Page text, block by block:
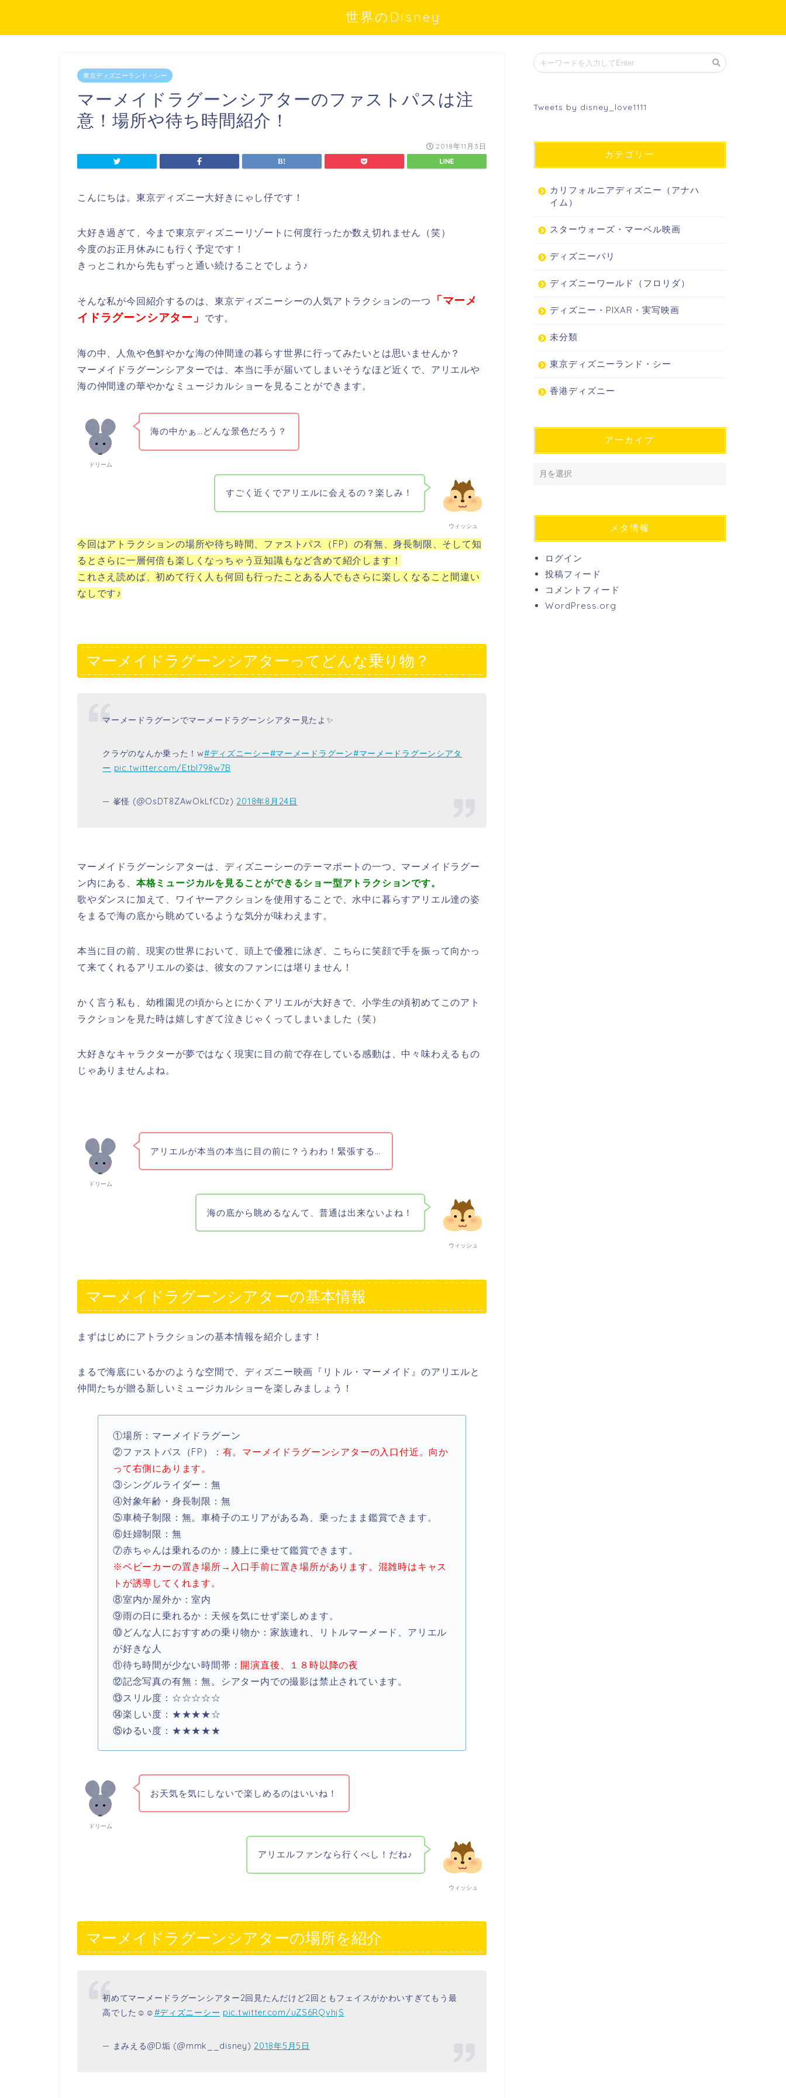
世界のDisney
東京ディズニーランド・シー
マーメイドラグーンシアターのファストパスは注
意！場所や待ち時間紹介！
2018年11月3日
こんにちは。東京ディズニー大好きにゃし仔です！
大好き過ぎて、今まで東京ディズニーリゾートに何度行ったか数え切れません（笑）
今度のお正月休みにも行く予定です！
きっとこれから先もずっと通い続けることでしょう♪
そんな私が今回紹介するのは、東京ディズニーシーの人気アトラクションの一つ
「マーメ
イドラグーンシアター」 です。
海の中、人魚や色鮮やかな海の仲間達の暮らす世界に行ってみたいとは思いませんか？
マーメイドラグーンシアターでは、本当に手が届いてしまいそうなほど近くで、アリエルや
海の仲間達の華やかなミュージカルショーを見ることができます。
ドリーム
海の中かぁ…どんな景色だろう？
ウィッシュ
すごく近くでアリエルに会えるの？楽しみ！
今回はアトラクションの場所や待ち時間、ファストパス（FP）の有無、身長制限、そして知
るとさらに一層何倍も楽しくなっちゃう豆知識もなど含めて紹介します！
これさえ読めば、初めて行く人も何回も行ったことある人でもさらに楽しくなること間違い
なしです♪
マーメイドラグーンシアターってどんな乗り物？
マーメードラグーンでマーメードラグーンシアター見たよ✨
クラゲのなんか乗った！w#ディズニーシー#マーメードラグーン#マーメードラグーンシアタ
ー pic.twitter.com/Etbl798w7B
— 峯怪 (@OsDT8ZAwOkLfCDz) 2018年8月24日
マーメイドラグーンシアターは、ディズニーシーのテーマポートの一つ、マーメイドラグー
ン内にある、 本格ミュージカルを見ることができるショー型アトラクションです。
歌やダンスに加えて、ワイヤーアクションを使用することで、水中に暮らすアリエル達の姿
をまるで海の底から眺めているような気分が味わえます。
本当に目の前、現実の世界において、頭上で優雅に泳ぎ、こちらに笑顔で手を振って向かっ
て来てくれるアリエルの姿は、彼女のファンには堪りません！
かく言う私も、幼稚園児の頃からとにかくアリエルが大好きで、小学生の頃初めてこのアト
ラクションを見た時は嬉しすぎて泣きじゃくってしまいました（笑）
大好きなキャラクターが夢ではなく現実に目の前で存在している感動は、中々味わえるもの
じゃありませんよね。
ドリーム
アリエルが本当の本当に目の前に？うわわ！緊張する…
ウィッシュ
海の底から眺めるなんて、普通は出来ないよね！
マーメイドラグーンシアターの基本情報
まずはじめにアトラクションの基本情報を紹介します！
まるで海底にいるかのような空間で、ディズニー映画『リトル・マーメイド』のアリエルと
仲間たちが贈る新しいミュージカルショーを楽しみましょう！
①場所：マーメイドラグーン
②ファストパス（FP）： 有。マーメイドラグーンシアターの入口付近。向か
って右側にあります。
③シングルライダー：無
④対象年齢・身長制限：無
⑤車椅子制限：無。車椅子のエリアがある為、乗ったまま鑑賞できます。
⑥妊婦制限：無
⑦赤ちゃんは乗れるのか：膝上に乗せて鑑賞できます。
※ベビーカーの置き場所→入口手前に置き場所があります。混雑時はキャス
トが誘導してくれます。
⑧室内か屋外か：室内
⑨雨の日に乗れるか：天候を気にせず楽しめます。
⑩どんな人におすすめの乗り物か：家族連れ、リトルマーメード、アリエル
が好きな人
⑪待ち時間が少ない時間帯： 開演直後、１８時以降の夜
⑫記念写真の有無：無。シアター内での撮影は禁止されています。
⑬スリル度：☆☆☆☆☆
⑭楽しい度：★★★★☆
⑮ゆるい度：★★★★★
ドリーム
お天気を気にしないで楽しめるのはいいね！
ウィッシュ
アリエルファンなら行くべし！だね♪
マーメイドラグーンシアターの場所を紹介
初めてマーメードラグーンシアター2回見たんだけど2回ともフェイスがかわいすぎてもう最
高でした☺️☺️#ディズニーシー pic.twitter.com/uZS6RQvhjS
— まみえる@D垢 (@mmk__disney) 2018年5月5日
Tweets by disney_love1111
カテゴリー
カリフォルニアディズニー（アナハ
イム）
スターウォーズ・マーベル映画
ディズニーパリ
ディズニーワールド（フロリダ）
ディズニー・PIXAR・実写映画
未分類
東京ディズニーランド・シー
香港ディズニー
アーカイブ
メタ情報
ログイン
投稿フィード
コメントフィード
WordPress.org